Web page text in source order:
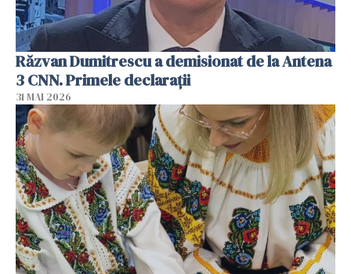
Răzvan Dumitrescu a demisionat de la Antena
3 CNN. Primele declarații
31 MAI 2026